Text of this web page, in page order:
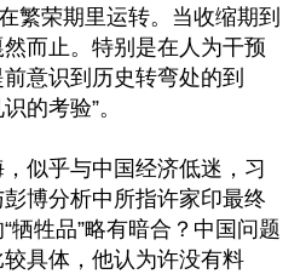
繁荣期里运转。当收缩期到
而止。特别是在人为干预
意识到历史转弯处的到
的考验”。
乎与中国经济低迷，习
博分析中所指许家印最终
牺牲品”略有暗合？中国问题
具体，他认为许没有料